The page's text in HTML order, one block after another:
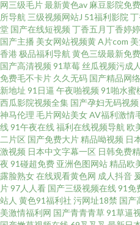
网三级毛片最新黄色av 麻豆影院免费
所导航 三级视频网站J 51福利影院
堂 国产在线短视频 丁香五月丁香婷婷
国产主播 美女网站视频黄A片com
香港 极品福利导航 黄色三级最新免费
国产高清视频 91草莓 丝瓜视频污成人
免费毛不卡片 久久无码 国产精品网络
新地址 91日逼 午夜啪视频 91啪水蜜
西瓜影院视频全集 国产孕妇无码视频
神马伦理 毛片网站美女AV福利激情
线91午夜在线福利在线视频导航 欧
二片区 国产免费大片精品呦视频 日
激视频 日本中文字幕一区 日韩免费
夜 91碰超免费 亚洲色图网站精品欧
露脸熟女在线观看黄色网 成人抖音
片97人人看 国产三级视频在线91免
站人 黄色91福利社 污网址18禁 国产
美激情福利网 国产青青青草91草逼